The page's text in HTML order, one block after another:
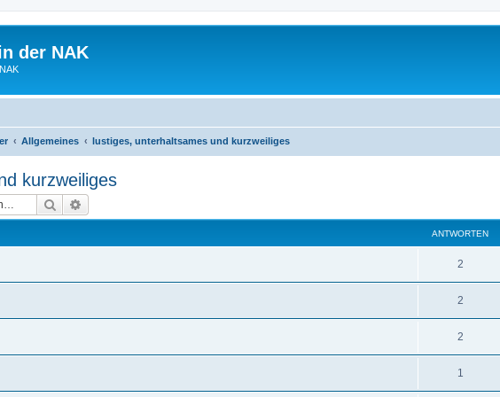
der NAK
Allgemeines lustiges, unterhaltsames und kurzweiliges
kurzweiliges
Suche
ANTWORTEN
2
2
2
1